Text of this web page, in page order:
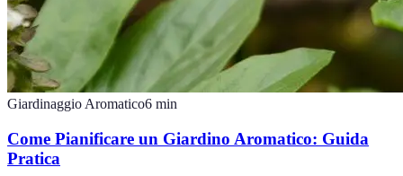
Giardinaggio Aromatico6 min
Come Pianificare un Giardino Aromatico: Guida
Pratica